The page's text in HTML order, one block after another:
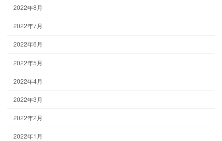
2022年8月
2022年7月
2022年6月
2022年5月
2022年4月
2022年3月
2022年2月
2022年1月